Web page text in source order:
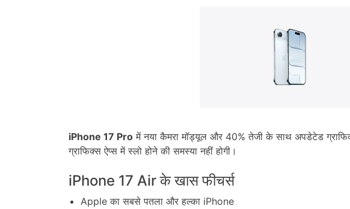
iPhone 17 Pro में नया कैमरा मॉड्यूल और 40% तेजी के साथ अपडेटेड
ग्राफिक्स ऐप्स में स्लो होने की समस्या नहीं होगी।
iPhone 17 Air के खास फीचर्स
Apple का सबसे पतला और हल्का iPhone